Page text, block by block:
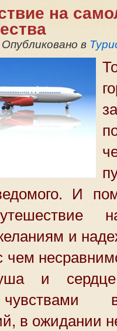
на
Опубликовано в
И
и
и сердце
в ожидании